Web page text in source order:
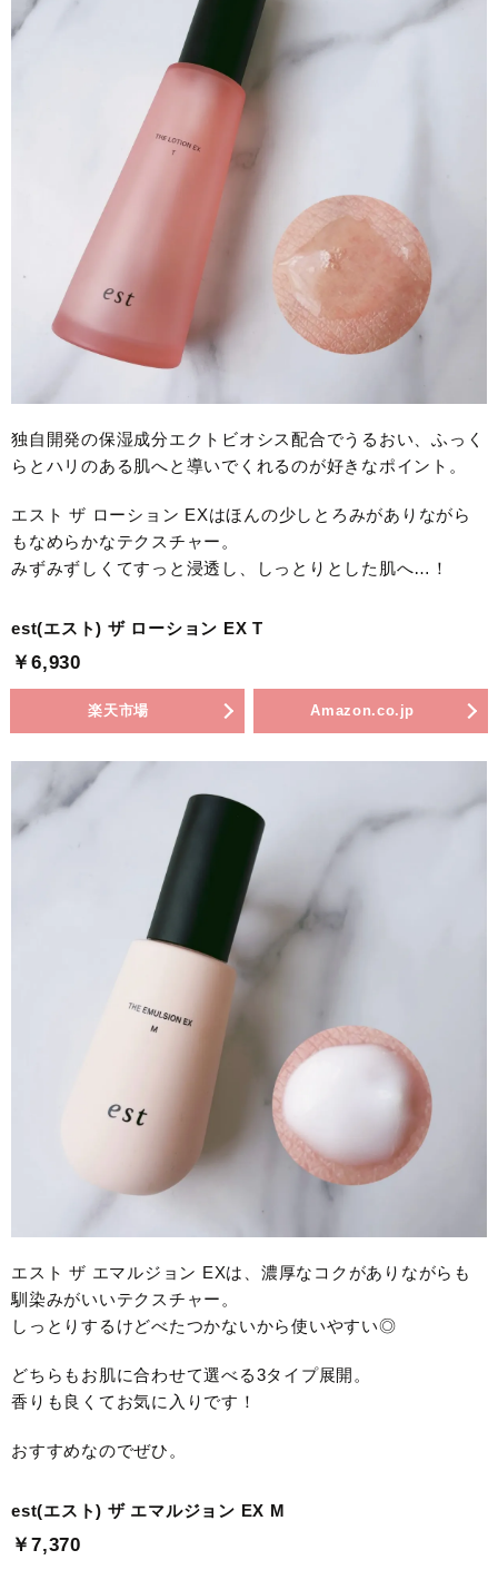
独自開発の保湿成分エクトビオシス配合でうるおい、ふっく
らとハリのある肌へと導いでくれるのが好きなポイント。
エスト ザ ローション EXはほんの少しとろみがありながら
もなめらかなテクスチャー。
みずみずしくてすっと浸透し、しっとりとした肌へ…！
est(エスト) ザ ローション EX T
￥6,930
楽天市場 Amazon.co.jp
エスト ザ エマルジョン EXは、濃厚なコクがありながらも
馴染みがいいテクスチャー。
しっとりするけどべたつかないから使いやすい◎
どちらもお肌に合わせて選べる3タイプ展開。
香りも良くてお気に入りです！
おすすめなのでぜひ。
est(エスト) ザ エマルジョン EX M
￥7,370